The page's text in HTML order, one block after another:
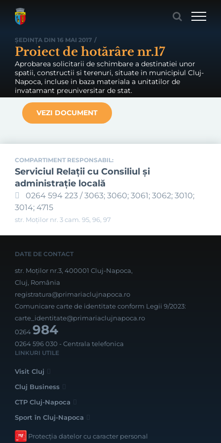
ȘEDINȚA DIN 16 MAI 2017 /
Proiect de hotărâre nr.17
Aprobarea solicitarii de schimbare a destinatiei unor
spatii, constructii si terenuri, situate in municipiul Cluj-
Napoca, incluse in baza materiala a unitatilor de
invatamant preuniversitar de stat.
VEZI DOCUMENT
COMPARTIMENT RESPONSABIL:
Serviciul Relaţii cu Consiliul şi
administraţie locală
0264 594 223 / 3063; 3060; 3061; 3062; 3010;
3014; 4715
str. Moților nr. 3 cam. 95, 96, 97
DATE DE CONTACT
str. Moților nr.3, 400001 Cluj-Napoca,
Cluj, România
registratura@primariaclujnapoca.ro
Comunicare carte de identitate conform Legii 9/2023:
carte_identitate@primariaclujnapoca.ro
0264984
0264 596 030 - Centrala telefonica
LINKURI UTILE
Visit Cluj
Cluj Business
CTP Cluj-Napoca
Sport în Cluj-Napoca
Protecția datelor cu caracter personal